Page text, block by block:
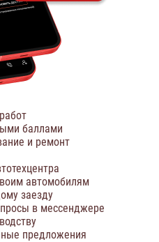
баллами
и ремонт
автомобилям
заезду
в мессенджере
предложения